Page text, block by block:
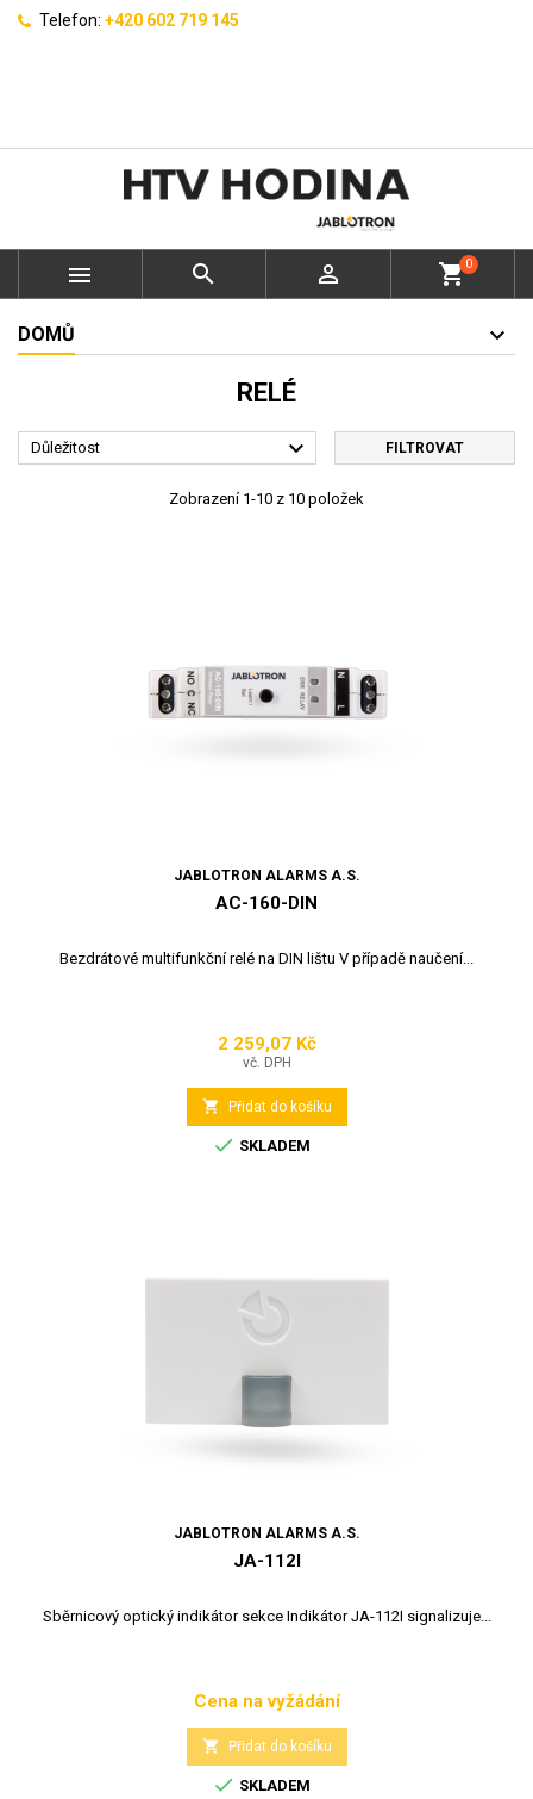
Telefon: +420 602 719 145
   shopping_cart0
DOMŮ
RELÉ
Důležitost  FILTROVAT
Zobrazení 1-10 z 10 položek
JABLOTRON ALARMS A.S.
AC-160-DIN
Bezdrátové multifunkční relé na DIN lištu V případě naučení...
Cena
2 259,07 Kč
vč. DPH
 Přidat do košíku
 SKLADEM
JABLOTRON ALARMS A.S.
JA-112I
Sběrnicový optický indikátor sekce Indikátor JA-112I signalizuje...
Cena
Cena na vyžádání
 Přidat do košíku
 SKLADEM